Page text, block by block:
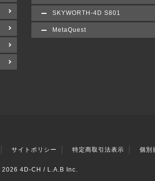
SKYWORTH-4D S801
MetaQuest
サイトポリシー 特定商取引法表示 個別
2026 4D-CH / L.A.B Inc.